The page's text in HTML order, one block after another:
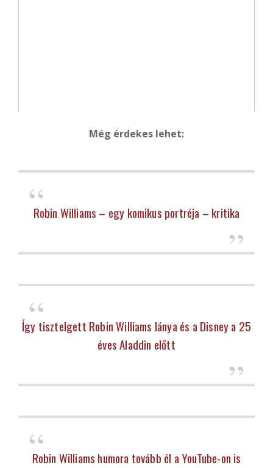
Még érdekes lehet:
Robin Williams – egy komikus portréja – kritika
Így tisztelgett Robin Williams lánya és a Disney a 25
éves Aladdin előtt
Robin Williams humora tovább él a YouTube-on is